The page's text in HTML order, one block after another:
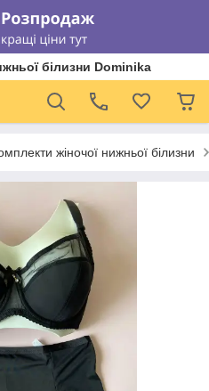
білизни Dominika
жіночої нижньої білизни